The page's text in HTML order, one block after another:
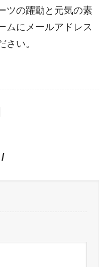
ツの躍動と元気の素
ムにメールアドレス
さい。